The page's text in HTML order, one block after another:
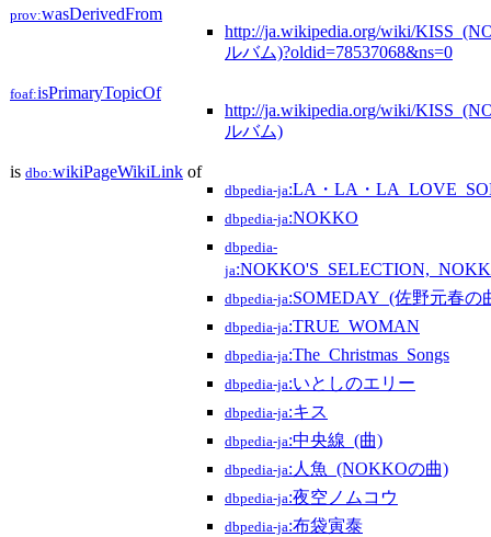
prov:wasDerivedFrom
http://ja.wikipedia.org/wiki/
ルバム)?oldid=78537068&ns=0
foaf:isPrimaryTopicOf
http://ja.wikipedia.org/wiki/
ルバム)
is dbo:wikiPageWikiLink of
dbpedia-ja:LA・LA・
dbpedia-ja:NOKKO
dbpedia-
ja
dbpedia-ja:SOMEDAY_(佐野元春の
dbpedia-ja:TRUE_WOMAN
dbpedia-ja:The_Christmas_Songs
dbpedia-ja:いとしのエリー
dbpedia-ja:キス
dbpedia-ja:中央線_(曲)
dbpedia-ja:人魚_(NOKKOの曲)
dbpedia-ja:夜空ノムコウ
dbpedia-ja:布袋寅泰